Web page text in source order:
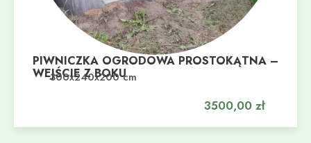
PIWNICZKA OGRODOWA PROSTOKĄTNA –
WEJŚCIE Z BOKU
300x240x200 cm
3500,00 zł
Dodaj do koszyka